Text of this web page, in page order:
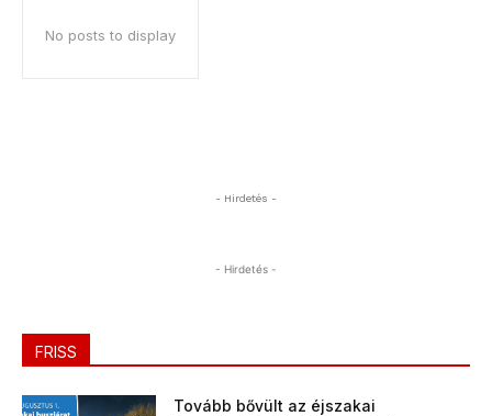
No posts to display
- Hirdetés -
- Hirdetés -
FRISS
Tovább bővült az éjszakai